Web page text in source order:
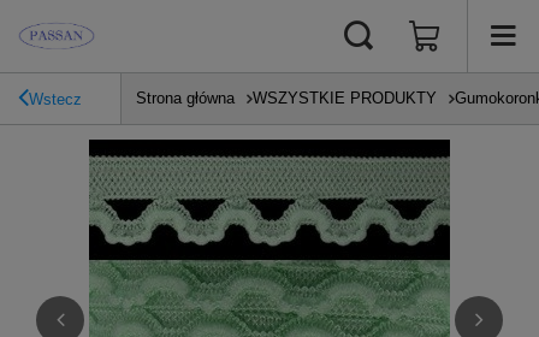
Wstecz Strona główna WSZYSTKIE PRODUKTY